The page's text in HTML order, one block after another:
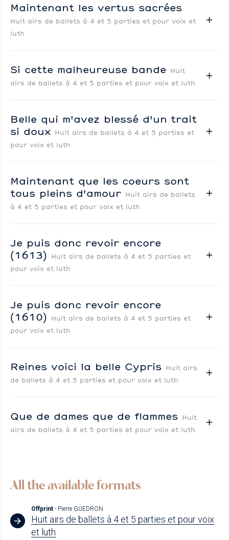
Maintenant les vertus sacrées
Huit airs de ballets à 4 et 5 parties et pour voix et
luth
Si cette malheureuse bande Huit
airs de ballets à 4 et 5 parties et pour voix et luth
Belle qui m'avez blessé d'un trait
si doux Huit airs de ballets à 4 et 5 parties et
pour voix et luth
Maintenant que les coeurs sont
tous pleins d'amour Huit airs de ballets
à 4 et 5 parties et pour voix et luth
Je puis donc revoir encore
(1613)
Huit airs de ballets à 4 et 5 parties et
pour voix et luth
Je puis donc revoir encore
(1610)
Huit airs de ballets à 4 et 5 parties et
pour voix et luth
Reines voici la belle Cypris
Huit airs
de ballets à 4 et 5 parties et pour voix et luth
Que de dames que de flammes
Huit
airs de ballets à 4 et 5 parties et pour voix et luth
All the available formats
Offprint - Pierre GUEDRON
Huit airs de ballets à 4 et 5 parties et pour voix
et luth